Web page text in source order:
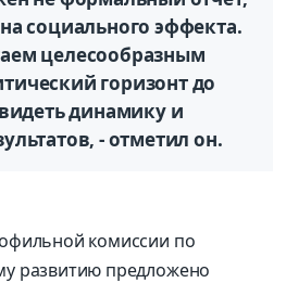
социального эффекта.
целесообразным
горизонт до
динамику и
- отметил он.
комиссии по
развитию предложено